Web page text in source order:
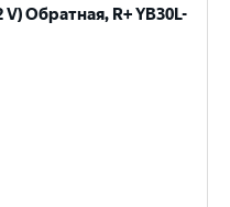
Обратная, R+ YB30L-